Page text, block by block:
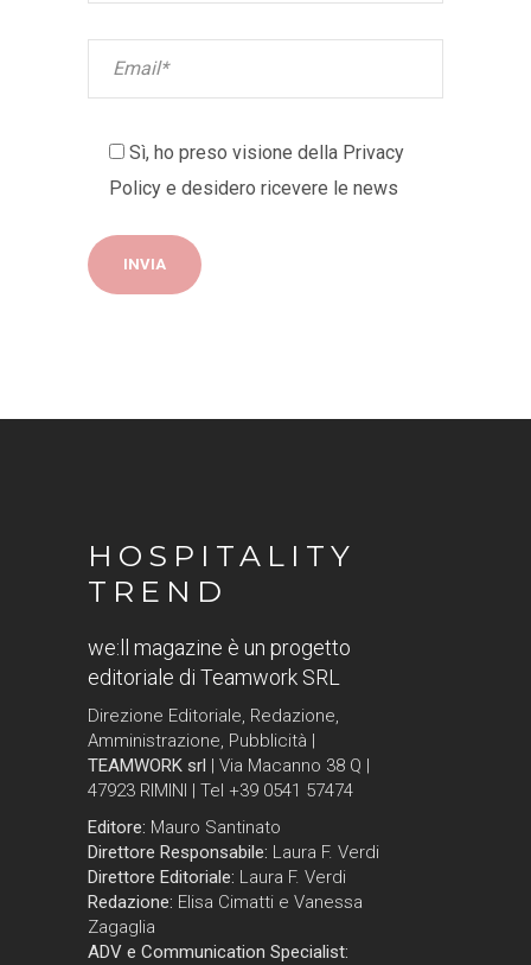
Sì, ho preso visione della Privacy
Policy e desidero ricevere le news
HOSPITALITY
TREND
we:ll magazine è un progetto
editoriale di Teamwork SRL
Direzione Editoriale, Redazione,
Amministrazione, Pubblicità |
TEAMWORK srl | Via Macanno 38 Q |
47923 RIMINI | Tel +39 0541 57474
Editore: Mauro Santinato
Direttore Responsabile: Laura F. Verdi
Direttore Editoriale: Laura F. Verdi
Redazione: Elisa Cimatti e Vanessa
Zagaglia
ADV e Communication Specialist: